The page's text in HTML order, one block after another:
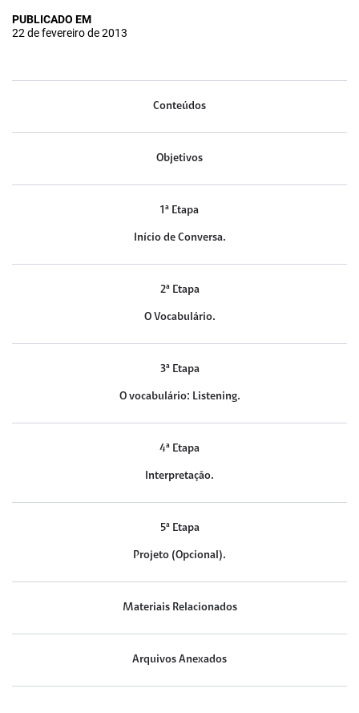
PUBLICADO EM
22 de fevereiro de 2013
Conteúdos
Objetivos
1ª Etapa
Início de Conversa.
2ª Etapa
O Vocabulário.
3ª Etapa
O vocabulário: Listening.
4ª Etapa
Interpretação.
5ª Etapa
Projeto (Opcional).
Materiais Relacionados
Arquivos Anexados